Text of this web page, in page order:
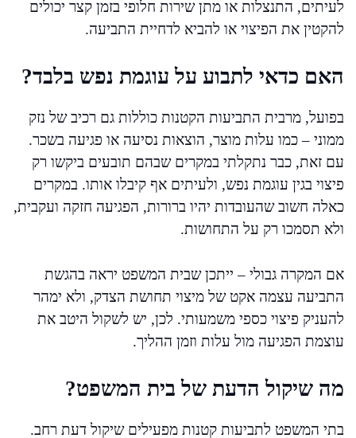
לעיתים, התנצלות או מתן שירות חלופי בזמן קצר יכולים
להקטין את הפיצוי או להביא לדחיית התביעה.
האם כדאי לתבוע על עוגמת נפש בלבד?
בפועל, מרבית התביעות הקטנות כוללות גם רכיב של נזק
ממוני – כמו עלות מוצר, הוצאות נסיעה או פגיעה בשכר.
עם זאת, כבר נתקלתי במקרים שבהם תובעים ביקשו רק
פיצוי בגין עוגמת נפש, ולעיתים אף קיבלו אותו. במקרים
כאלה חשוב שהעובדות יהיו ברורות, הפגיעה חזקה ועקבית,
ולא תסמכו רק על התחושות.
אם המקרה גבולי – ייתכן שבית המשפט יראה בהגשת
התביעה עצמה אקט של מיצוי תחושת הצדק, ולא ימהר
להעניק פיצוי כספי משמעותי. לכן, יש לשקול היטב את
עוצמת הפגיעה מול עלות וזמן ההליך.
מה שיקול הדעת של בית המשפט?
בתי המשפט לתביעות קטנות מפעילים שיקול דעת רחב.